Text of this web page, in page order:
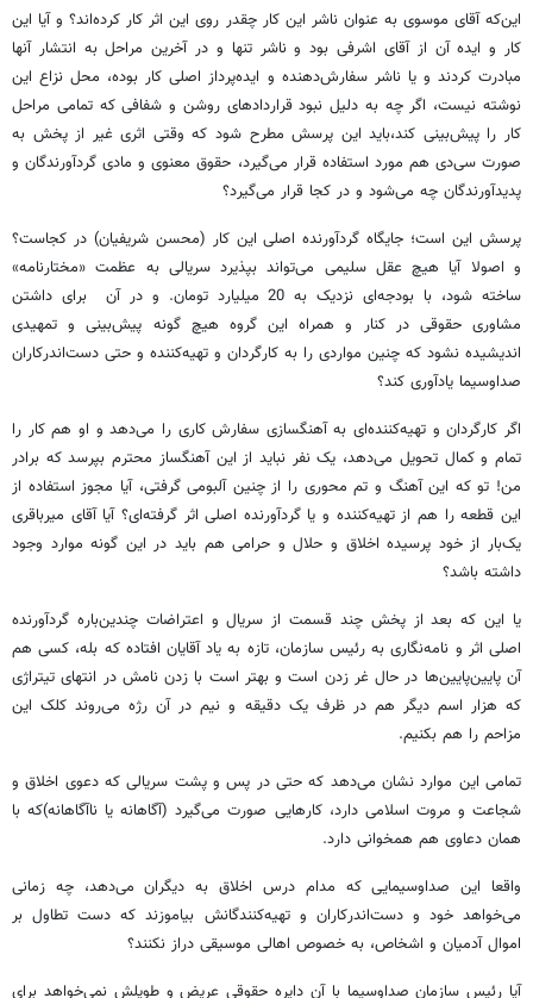
این‌که آقای موسوی به عنوان ناشر این کار چقدر روی این اثر کار کرده‌اند؟ و آیا این
کار و ایده‌ آن از آقای اشرفی بود و ناشر تنها و در آخرین مراحل به انتشار ‌آنها
مبادرت کردند و یا ناشر سفارش‌دهنده و ایده‌پرداز اصلی کار بوده‌، محل نزاع این
نوشته نیست، اگر چه به دلیل نبود قرارداد‌های روشن و شفافی که تمامی مراحل
کار را پیش‌بینی کند،باید این پرسش مطرح شود که وقتی اثری غیر از پخش به
صورت سی‌دی هم مورد استفاده قرار می‌گیرد، حقوق معنوی و مادی گردآورندگان و
پدید‌آورندگان چه می‌شود و در کجا قرار می‌گیرد؟
پرسش این است؛ جایگاه گردآورنده اصلی این کار (محسن شریفیان) در کجاست؟
و اصولا‌ آیا هیچ عقل سلیمی می‌تواند بپذیرد سریالی به عظمت «مختارنامه»‌
ساخته‌ ‌شود، با بودجه‌ای نزدیک به 20 میلیارد تومان. و در آن برای داشتن
مشاوری حقوقی در کنار و همراه این گروه هیچ ‌گونه پیش‌بینی و تمهیدی
اندیشیده نشود که چنین مواردی را به کارگردان و تهیه‌کننده و حتی دست‌اندرکاران
صدا‌و‌سیما یاد‌آوری کند؟
اگر کارگردان و تهیه‌کننده‌ای به آهنگسازی سفارش کاری‌ را می‌دهد و او هم کار را
تمام و کمال تحویل می‌دهد،‌ یک نفر نباید از این آهنگساز محترم بپرسد که برادر
من! تو که این آهنگ و تم محوری را از چنین آلبومی گرفتی، ‌آیا مجوز استفاده از
این قطعه را هم از تهیه‌کننده و یا گردآورنده ‌اصلی اثر گرفته‌ای؟ آیا آقای میرباقری
یک‌بار از خود پرسیده‌ اخلاق و حلال و حرامی هم باید در این گونه موارد وجود
داشته باشد؟
یا این که بعد از پخش چند قسمت از سریال و اعتراضات چندین‌باره گردآورنده
اصلی اثر و نامه‌نگاری به رئیس سازمان، تازه به یاد‌ آقایان افتاده که بله، کسی هم
آن پایین‌پایین‌ها در حال غر زدن است و بهتر است با زدن نامش در انتهای تیتراژی
که هزار اسم دیگر هم در ظرف یک دقیقه و نیم در‌ آن رژه‌ می‌روند کلک این
مزاحم را هم بکنیم.
تمامی این موارد نشان می‌دهد که حتی در پس و پشت سریالی که دعوی اخلاق و
شجاعت و مروت اسلامی دارد، کارهایی صورت می‌گیرد (آگاهانه یا ناآگاهانه)که با
همان دعاوی هم همخوانی دارد.
واقعا این صدا‌و‌سیمایی که مدام درس اخلاق به دیگران می‌دهد،‌ چه زمانی
می‌‌خواهد خود و دست‌اندرکاران و تهیه‌کنندگانش بیاموزند که دست تطاول بر
اموال آدمیان و اشخاص، به خصوص اهالی موسیقی دراز نکنند؟
آیا رئیس سازمان صداو‌سیما با آن دایره حقوقی عریض و طویلش نمی‌خواهد برای